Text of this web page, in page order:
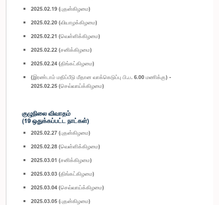
2025.02.19 (புதன்கிழமை)
2025.02.20 (வியாழக்கிழமை)
2025.02.21 (வெள்ளிக்கிழமை)
2025.02.22 (சனிக்கிழமை)
2025.02.24 (திங்கட்கிழமை)
(இரண்டாம் மதிப்பீடு மீதான வாக்கெடுப்பு பி.ப. 6.00 மணிக்கு) -
2025.02.25 (செவ்வாய்க்கிழமை)
குழுநிலை விவாதம்
(19 ஒதுக்கப்பட்ட நாட்கள்)
2025.02.27 (புதன்கிழமை)
2025.02.28 (வெள்ளிக்கிழமை)
2025.03.01 (சனிக்கிழமை)
2025.03.03 (திங்கட்கிழமை)
2025.03.04 (செவ்வாய்க்கிழமை)
2025.03.05 (புதன்கிழமை)